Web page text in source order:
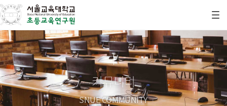
커뮤니티
SNUE COMMUNITY